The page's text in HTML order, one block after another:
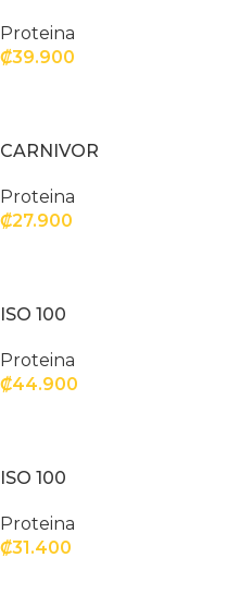
Proteina
₡39.900
CARNIVOR
Proteina
₡27.900
ISO 100
Proteina
₡44.900
ISO 100
Proteina
₡31.400